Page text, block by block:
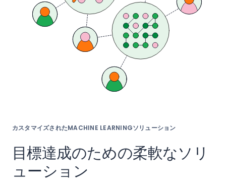
カスタマイズされたMACHINE LEARNINGソリューション
目標達成のための柔軟なソリ
ューション